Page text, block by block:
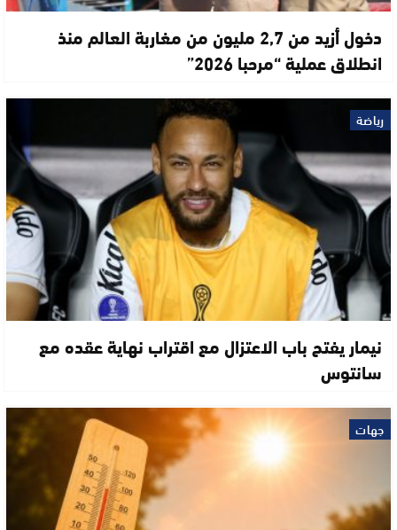
دخول أزيد من 2,7 مليون من مغاربة العالم منذ
انطلاق عملية “مرحبا 2026”
رياضة
نيمار يفتح باب الاعتزال مع اقتراب نهاية عقده مع
سانتوس
جهات